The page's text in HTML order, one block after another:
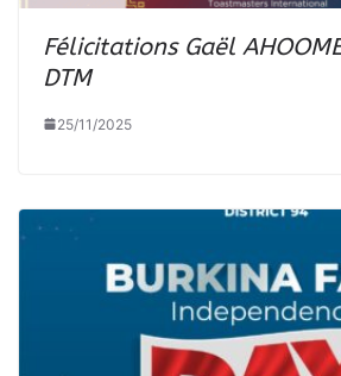
Félicitations Gaël
DTM
25/11/2025